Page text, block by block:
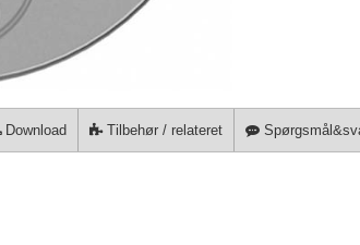
Download Tilbehør / relateret